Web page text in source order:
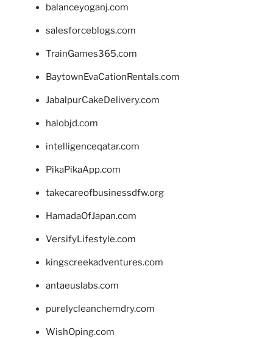
balanceyoganj.com
salesforceblogs.com
TrainGames365.com
BaytownEvaCationRentals.com
JabalpurCakeDelivery.com
halobjd.com
intelligenceqatar.com
PikaPikaApp.com
takecareofbusinessdfw.org
HamadaOfJapan.com
VersifyLifestyle.com
kingscreekadventures.com
antaeuslabs.com
purelycleanchemdry.com
WishOping.com